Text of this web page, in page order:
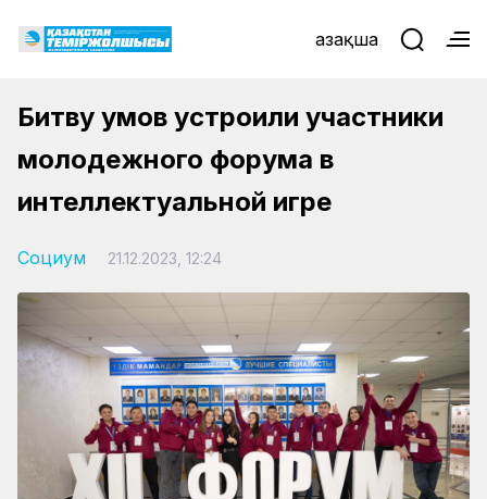
Қазақша
Битву умов устроили участники
молодежного форума в
интеллектуальной игре
Социум 21.12.2023, 12:24